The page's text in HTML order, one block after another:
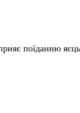
поїданню